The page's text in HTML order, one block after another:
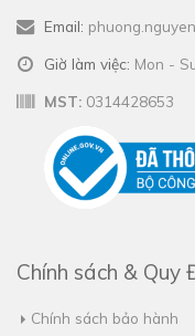
Email:
Giờ làm việc: Mon -
MST: 0314428653
Chính sách & Quy
Chính sách bảo hành